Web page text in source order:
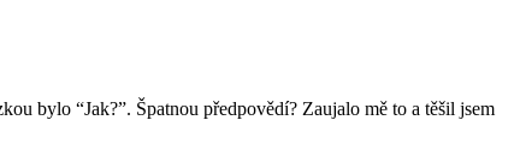
bylo “Jak?”. Špatnou předpovědí? Zaujalo mě to a těšil jsem